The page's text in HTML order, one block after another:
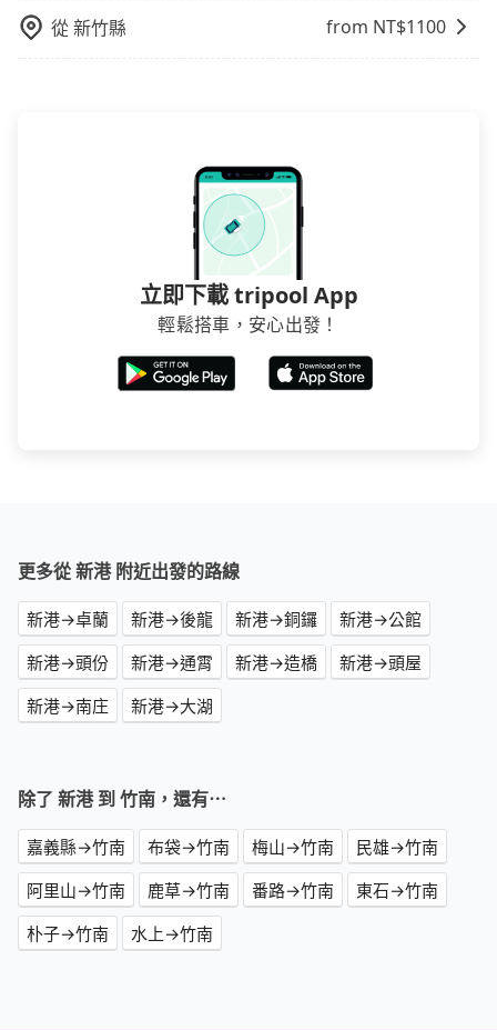
站上的價格是動態的，一般來說越早預訂價格越優，且
保證前一天中午以前均可全額取消退費，如已經決定好
從新竹縣 from NT$1100
立即下載 tripool App
輕鬆搭車，安心出發！
更多從 新港 附近出發的路線
新港→卓蘭 新港→後龍 新港→銅鑼
新港→公館
新港→頭份
新港→通霄 新港→造橋
新港→頭屋
新港→南庄
新港→大湖
除了 新港 到 竹南，還有⋯
嘉義縣→竹南 布袋→竹南 梅山→竹南
民雄→竹南
阿里山→竹南
鹿草→竹南 番路→竹南
東石→竹南
朴子→竹南
水上→竹南